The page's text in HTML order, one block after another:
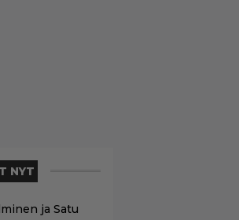
NYT
ja Satu